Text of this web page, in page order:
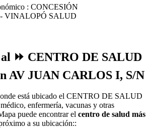
: CONCESIÓN
VINALOPÓ SALUD
⏩ CENTRO DE SALUD
AV JUAN CARLOS I, S/N
está ubicado el CENTRO DE SALUD
enfermería, vacunas y otras
puede encontrar el centro de salud más
a su ubicación::